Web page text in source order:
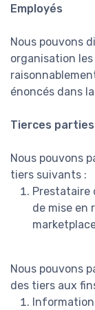
Employés
Nous pouvons
organisation
énoncés dans
Tierces parties
Nous pouvons
tiers suivants :
Prestataire
de mise en
Nous pouvons
des tiers aux